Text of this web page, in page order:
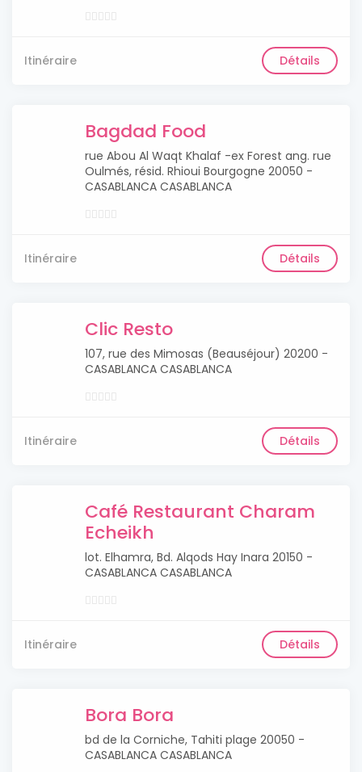
Itinéraire Détails
Bagdad Food
rue Abou Al Waqt Khalaf -ex Forest ang. rue
Oulmés, résid. Rhioui Bourgogne 20050 -
CASABLANCA CASABLANCA
Itinéraire Détails
Clic Resto
107, rue des Mimosas (Beauséjour) 20200 -
CASABLANCA CASABLANCA
Itinéraire Détails
Café Restaurant Charam
Echeikh
lot. Elhamra, Bd. Alqods Hay Inara 20150 -
CASABLANCA CASABLANCA
Itinéraire Détails
Bora Bora
bd de la Corniche, Tahiti plage 20050 -
CASABLANCA CASABLANCA